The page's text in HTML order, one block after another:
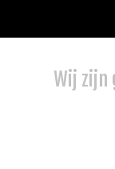
Wij zijn